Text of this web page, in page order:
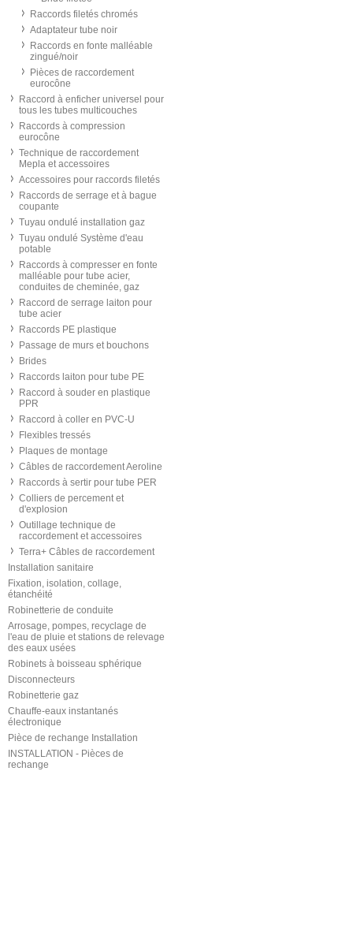
Raccords filetés chromés
Adaptateur tube noir
Raccords en fonte malléable
zingué/noir
Pièces de raccordement
eurocône
Raccord à enficher universel pour
tous les tubes multicouches
Raccords à compression
eurocône
Technique de raccordement
Mepla et accessoires
Accessoires pour raccords filetés
Raccords de serrage et à bague
coupante
Tuyau ondulé installation gaz
Tuyau ondulé Système d'eau
potable
Raccords à compresser en fonte
malléable pour tube acier,
conduites de cheminée, gaz
Raccord de serrage laiton pour
tube acier
Raccords PE plastique
Passage de murs et bouchons
Brides
Raccords laiton pour tube PE
Raccord à souder en plastique
PPR
Raccord à coller en PVC-U
Flexibles tressés
Plaques de montage
Câbles de raccordement Aeroline
Raccords à sertir pour tube PER
Colliers de percement et
d'explosion
Outillage technique de
raccordement et accessoires
Terra+ Câbles de raccordement
Installation sanitaire
Fixation, isolation, collage,
étanchéité
Robinetterie de conduite
Arrosage, pompes, recyclage de
l'eau de pluie et stations de relevage
des eaux usées
Robinets à boisseau sphérique
Disconnecteurs
Robinetterie gaz
Chauffe-eaux instantanés
électronique
Pièce de rechange Installation
INSTALLATION - Pièces de
rechange